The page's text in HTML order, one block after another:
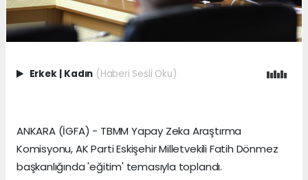
Erkek Kadın (Haberi Sesli Oku)
ANKARA (İGFA) - TBMM Yapay Zeka Araştırma
Komisyonu, AK Parti Eskişehir Milletvekili Fatih Dönmez
başkanlığında 'eğitim' temasıyla toplandı.